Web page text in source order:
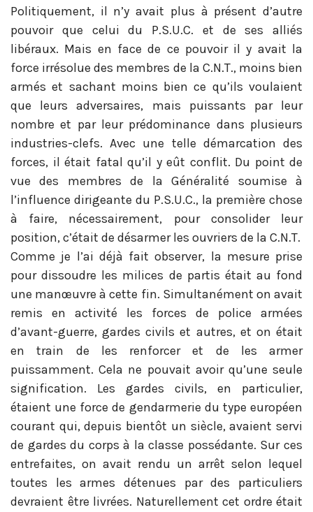
Politiquement, il n’y avait plus à présent d’autre
pouvoir que celui du P.S.U.C. et de ses alliés
libéraux. Mais en face de ce pouvoir il y avait la
force irrésolue des membres de la C.N.T., moins bien
armés et sachant moins bien ce qu’ils voulaient
que leurs adversaires, mais puissants par leur
nombre et par leur prédominance dans plusieurs
industries-clefs. Avec une telle démarcation des
forces, il était fatal qu’il y eût conflit. Du point de
vue des membres de la Généralité soumise à
l’influence dirigeante du P.S.U.C., la première chose
à faire, nécessairement, pour consolider leur
position, c’était de désarmer les ouvriers de la C.N.T.
Comme je l’ai déjà fait observer, la mesure prise
pour dissoudre les milices de partis était au fond
une manœuvre à cette fin. Simultanément on avait
remis en activité les forces de police armées
d’avant-guerre, gardes civils et autres, et on était
en train de les renforcer et de les armer
puissamment. Cela ne pouvait avoir qu’une seule
signification. Les gardes civils, en particulier,
étaient une force de gendarmerie du type européen
courant qui, depuis bientôt un siècle, avaient servi
de gardes du corps à la classe possédante. Sur ces
entrefaites, on avait rendu un arrêt selon lequel
toutes les armes détenues par des particuliers
devraient être livrées. Naturellement cet ordre était